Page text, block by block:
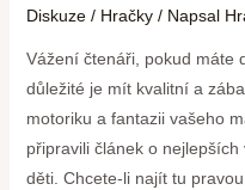
Diskuze / Hračky/ Napsal
Vážení čtenáři, pokud máte
důležité je mít kvalitní a
motoriku a fantazii vašeho
připravili článek o
děti. Chcete-li najít tu